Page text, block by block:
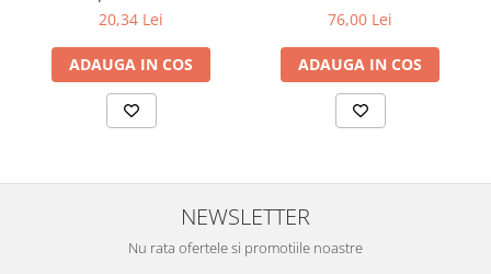
20,34 Lei
ADAUGA IN COS
76,00 Lei
ADAUGA IN COS
NEWSLETTER
Nu rata ofertele si promotiile noastre